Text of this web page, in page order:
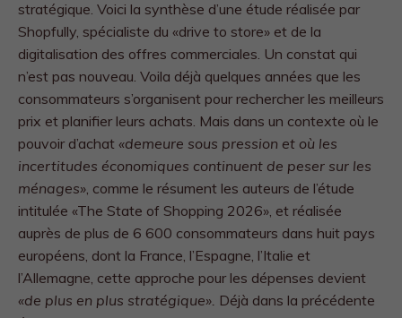
stratégique. Voici la synthèse d’une étude réalisée par
Shopfully, spécialiste du «drive to store» et de la
digitalisation des offres commerciales. Un constat qui
n’est pas nouveau. Voila déjà quelques années que les
consommateurs s’organisent pour rechercher les meilleurs
prix et planifier leurs achats. Mais dans un contexte où le
pouvoir d’achat «demeure sous pression et où les
incertitudes économiques continuent de peser sur les
ménages», comme le résument les auteurs de l’étude
intitulée «The State of Shopping 2026», et réalisée
auprès de plus de 6 600 consommateurs dans huit pays
européens, dont la France, l’Espagne, l’Italie et
l’Allemagne, cette approche pour les dépenses devient
«de plus en plus stratégique». Déjà dans la précédente